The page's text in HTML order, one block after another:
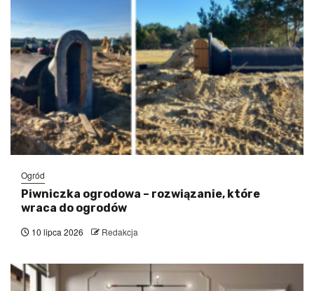
Ogród
Piwniczka ogrodowa – rozwiązanie, które
wraca do ogrodów
10 lipca 2026 Redakcja